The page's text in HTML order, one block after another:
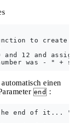
to create
0 and 12 and
automatisch einen
end :
end of it... ",